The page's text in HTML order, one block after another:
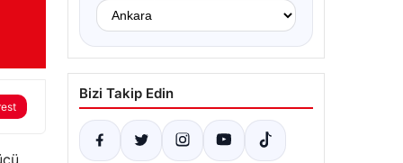
Bizi Takip Edin